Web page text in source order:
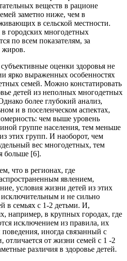
веществ в рационе
заметно ниже, чем в
в сельской местности.
городских многодетных
по всем показателям, за
жиров.
оценки здоровья не
ярко выраженных особенностях
семей. Можно констатировать
детей из неполных многодетных
более глубокий анализ,
и в поселенческом аспектах,
чем выше уровень
группе населения, тем меньше
этих групп. И наоборот, чем
вес многодетных, тем
больше [6].
что в регионах, где
явлением,
условия жизни детей из этих
и не сильно
в семьях с 1-2 детьми. И,
например, в крупных городах, где
исключением из правила, их
иногда связанный с
от жизни семей с 1 -2
различия в здоровье детей.